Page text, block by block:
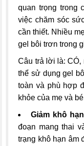
quan trọng trong
việc chăm sóc
cần thiết. Nhiều
gel bôi trơn trong
Câu trả lời là: CÓ,
thể sử dụng gel
toàn và phù hợp
khỏe của mẹ và
Giảm khô
đoạn mang thai
trạng khô hạn âm